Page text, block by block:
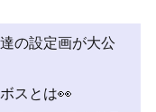
の設定画が大公
スとは👀